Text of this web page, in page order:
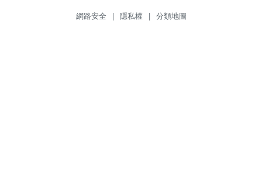
網路安全 | 隱私權 | 分類地圖